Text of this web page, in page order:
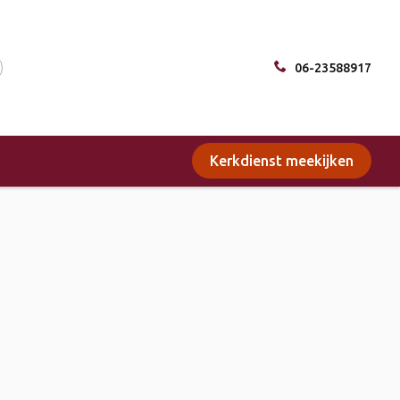
06-23588917
Kerkdienst meekijken